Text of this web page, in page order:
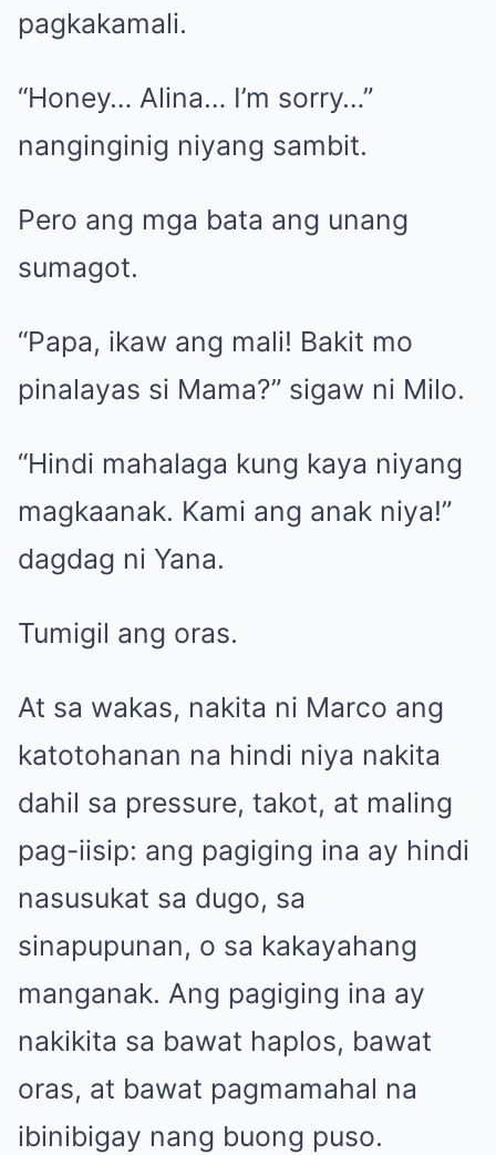
pagkakamali.
“Honey… Alina… I’m sorry…”
nanginginig niyang sambit.
Pero ang mga bata ang unang
sumagot.
“Papa, ikaw ang mali! Bakit mo
pinalayas si Mama?” sigaw ni Milo.
“Hindi mahalaga kung kaya niyang
magkaanak. Kami ang anak niya!”
dagdag ni Yana.
Tumigil ang oras.
At sa wakas, nakita ni Marco ang
katotohanan na hindi niya nakita
dahil sa pressure, takot, at maling
pag-iisip: ang pagiging ina ay hindi
nasusukat sa dugo, sa
sinapupunan, o sa kakayahang
manganak. Ang pagiging ina ay
nakikita sa bawat haplos, bawat
oras, at bawat pagmamahal na
ibinibigay nang buong puso.